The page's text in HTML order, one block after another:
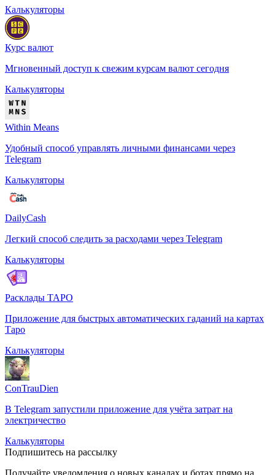
Калькуляторы
Курс валют
Мгновенный доступ к свежим курсам валют сегодня
Калькуляторы
Within Means
Удобный способ управлять личными финансами через
Telegram
Калькуляторы
DailyCash
Легкий способ следить за расходами через Telegram
Калькуляторы
Расклады ТАРО
Приложение для быстрых автоматических гаданий на картах
Таро
Калькуляторы
ConTrauDien
В Telegram запустили приложение для учёта затрат на
электричество
Калькуляторы
Подпишитесь на рассылку